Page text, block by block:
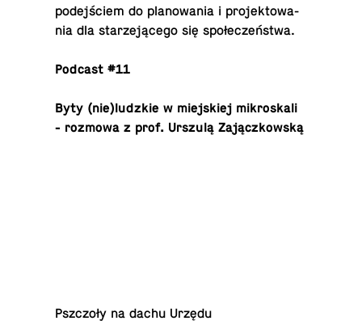
podejściem do planowa­nia i pro­jek­towa­
nia dla starzejącego się społeczeństwa.
Podcast #11
Byty (nie)ludzkie w miejskiej mikroskali
- rozmowa z prof. Urszulą Zajączkowską
Pszczoły na dachu Urzędu